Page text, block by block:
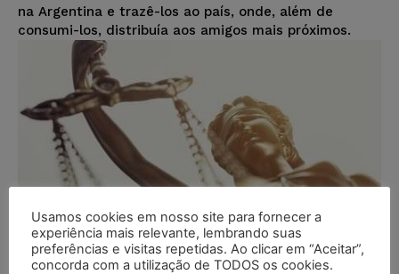
na Argentina e trazê-los ao país, onde, além de
consumi-los, distribuía aos amigos mais próximos.
Usamos cookies em nosso site para fornecer a
experiência mais relevante, lembrando suas
preferências e visitas repetidas. Ao clicar em “Aceitar”,
concorda com a utilização de TODOS os cookies.